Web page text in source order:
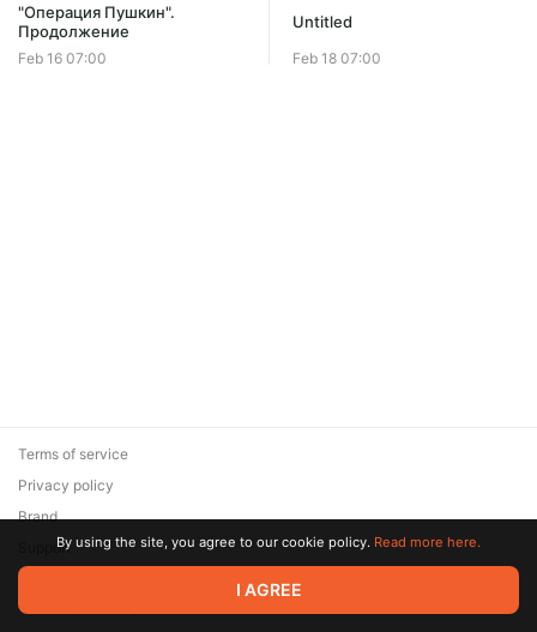
"Операция Пушкин".
Продолжение
Feb 16 07:00
Untitled
Feb 18 07:00
© 2026 Zaya Solutions Limited. All rights reserved. All trademarks
are the property of their respective owners.
Terms of service
Privacy policy
Brand
SupportBy using the site, you agree to our cookie policy. Read more here.
I AGREE